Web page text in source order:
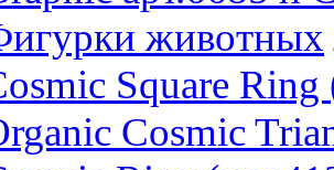
животных
Square Ring
Cosmic